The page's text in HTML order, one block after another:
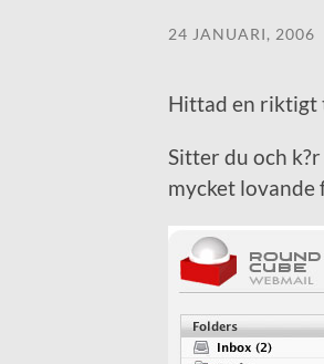
24 JANUARI, 2006
Hittad en riktigt
Sitter du och
mycket lovande